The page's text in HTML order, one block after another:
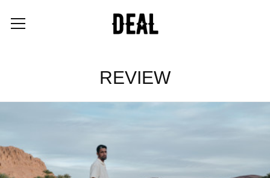
REVIEW